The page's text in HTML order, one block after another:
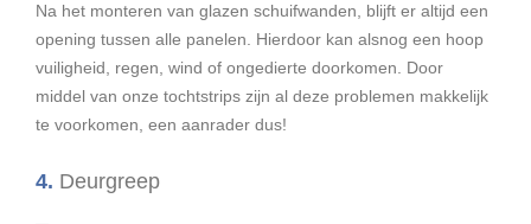
Na het monteren van glazen schuifwanden, blijft er altijd een
opening tussen alle panelen. Hierdoor kan alsnog een hoop
vuiligheid, regen, wind of ongedierte doorkomen. Door
middel van onze tochtstrips zijn al deze problemen makkelijk
te voorkomen, een aanrader dus!
4. Deurgreep